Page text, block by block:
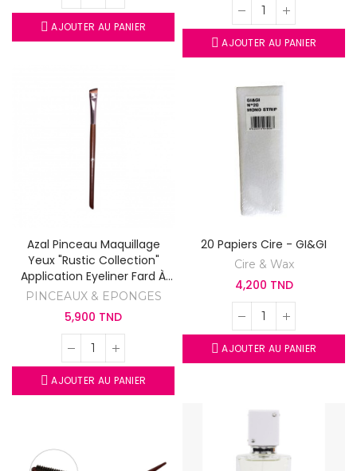
AJOUTER AU PANIER
AJOUTER AU PANIER
Azal Pinceau Maquillage
Yeux "Rustic Collection"
Application Eyeliner Fard À
Paupières Et Gel À Sourcils
PINCEAUX & EPONGES
5,900 TND
AJOUTER AU PANIER
20 Papiers Cire - GI&GI
Cire & Wax
4,200 TND
AJOUTER AU PANIER